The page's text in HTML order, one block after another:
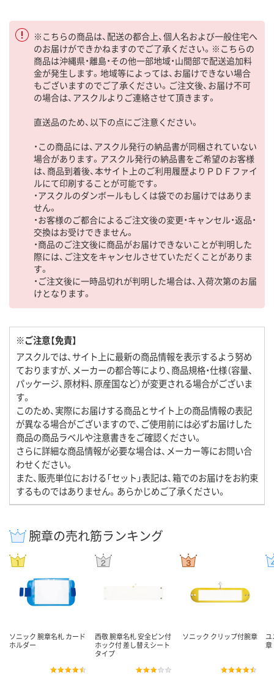
※こちらの商品は、配送の都合上、個人名および一般住宅へ
のお届けができかねますのでご了承ください。※こちらの
商品は沖縄県・離島・その他一部地域・山間部で配送追加料
金が発生します。地域等によっては、お届けできない場合
もございますのでご了承ください。ご注文後、お届け不可
の場合は、アスクルよりご連絡させて頂きます。
直送品のため、以下の点にご注意ください。
・この商品には、アスクル発行の納品書が同梱されていない
場合があります。アスクル発行の納品書をご希望のお客様
は、商品到着後、本サイト上のご利用履歴よりＰＤＦファイ
ルにて印刷することが可能です。
・アスクルのダンボールもしくは袋でのお届けではありま
せん。
・お客様のご都合によるご注文後の変更・キャンセル・返品・
交換はお受けできません。
・商品のご注文後に商品がお届けできないことが判明した
際には、ご注文をキャンセルさせていただくことがありま
す。
・ご注文後に一時品切れが判明した場合は、入荷次第のお届
けとなります。
※ご注意【免責】
アスクルでは、サイト上に最新の商品情報を表示するよう努め
ておりますが、メーカーの都合等により、商品規格・仕様（容量、
パッケージ、原材料、原産国など）が変更される場合がございま
す。
このため、実際にお届けする商品とサイト上の商品情報の表記
が異なる場合がございますので、ご使用前には必ずお届けした
商品の商品ラベルや注意書きをご確認ください。
さらに詳細な商品情報が必要な場合は、メーカー等にお問い合
わせください。
また、販売単位における「セット」表記は、箱でのお届けをお約束
するものではありません。あらかじめご了承ください。
腕章の売れ筋ランキング
ソニック 腕章名札 カード
ホルダー
西敬 腕章名札 安全ピン付
ホック付 差し替えシート
タイプ
ソニック クリップ付腕章